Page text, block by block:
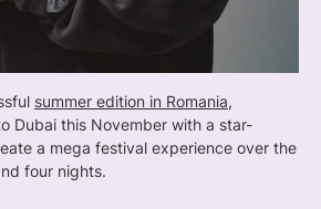
summer edition in Romania,
Dubai this November with a star-
a mega festival experience over the
four nights.